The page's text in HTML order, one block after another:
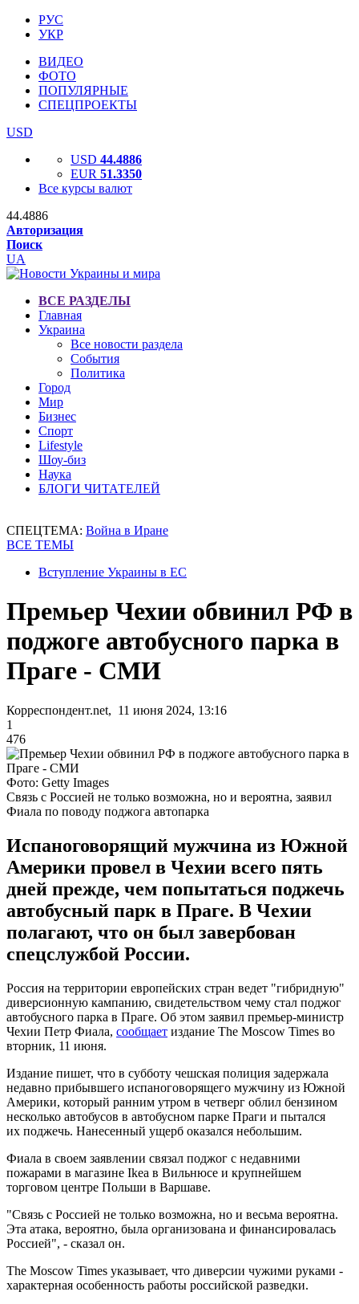
РУС
УКР
ВИДЕО
ФОТО
ПОПУЛЯРНЫЕ
СПЕЦПРОЕКТЫ
USD
USD 44.4886
EUR 51.3350
Все курсы валют
44.4886
Авторизация
Поиск
UA
ВСЕ РАЗДЕЛЫ
Главная
Украина
Все новости раздела
События
Политика
Город
Мир
Бизнес
Спорт
Lifestyle
Шоу-биз
Наука
БЛОГИ ЧИТАТЕЛЕЙ
СПЕЦТЕМА: Война в Иране
ВСЕ ТЕМЫ
Вступление Украины в ЕС
Премьер Чехии обвинил РФ в
поджоге автобусного парка в
Праге - СМИ
Корреспондент.net, 11 июня 2024, 13:16
1
476
Фото: Getty Images
Связь с Россией не только возможна, но и вероятна, заявил
Фиала по поводу поджога автопарка
Испаноговорящий мужчина из Южной
Америки провел в Чехии всего пять
дней прежде, чем попытаться поджечь
автобусный парк в Праге. В Чехии
полагают, что он был завербован
спецслужбой России.
Россия на территории европейских стран ведет "гибридную"
диверсионную кампанию, свидетельством чему стал поджог
автобусного парка в Праге. Об этом заявил премьер-министр
Чехии Петр Фиала, сообщает издание The Moscow Times во
вторник, 11 июня.
Издание пишет, что в субботу чешская полиция задержала
недавно прибывшего испаноговорящего мужчину из Южной
Америки, который ранним утром в четверг облил бензином
несколько автобусов в автобусном парке Праги и пытался
их поджечь. Нанесенный ущерб оказался небольшим.
Фиала в своем заявлении связал поджог с недавними
пожарами в магазине Ikea в Вильнюсе и крупнейшем
торговом центре Польши в Варшаве.
"Связь с Россией не только возможна, но и весьма вероятна.
Эта атака, вероятно, была организована и финансировалась
Россией", - сказал он.
The Moscow Times указывает, что диверсии чужими руками -
характерная особенность работы российской разведки.